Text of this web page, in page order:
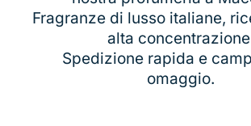
Fragranze di lusso italiane,
alta
Spedizione rapida e
omaggio.